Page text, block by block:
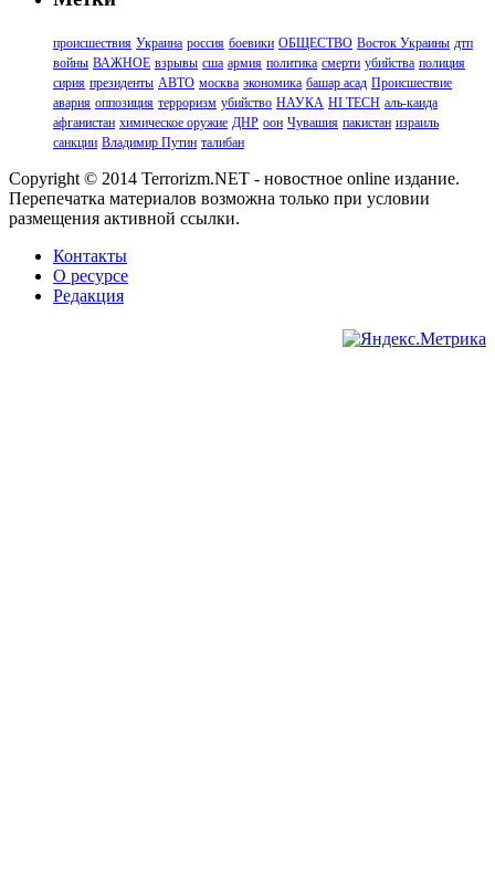
происшествия Украина россия боевики ОБЩЕСТВО Восток Украины дтп
войны ВАЖНОЕ взрывы сша армия политика смерти убийства полиция
сирия президенты АВТО москва экономика башар асад Происшествие
авария оппозиция терроризм убийство НАУКА HI TECH аль-каида
афганистан химическое оружие ДНР оон Чувашия пакистан израиль
санкции Владимир Путин талибан
Copyright © 2014 Terrorizm.NET - новостное online издание.
Перепечатка материалов возможна только при условии
размещения активной ссылки.
Контакты
О ресурсе
Редакция